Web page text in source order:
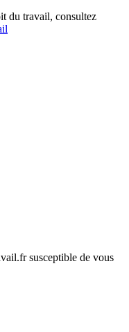
du travail, consultez
susceptible de vous